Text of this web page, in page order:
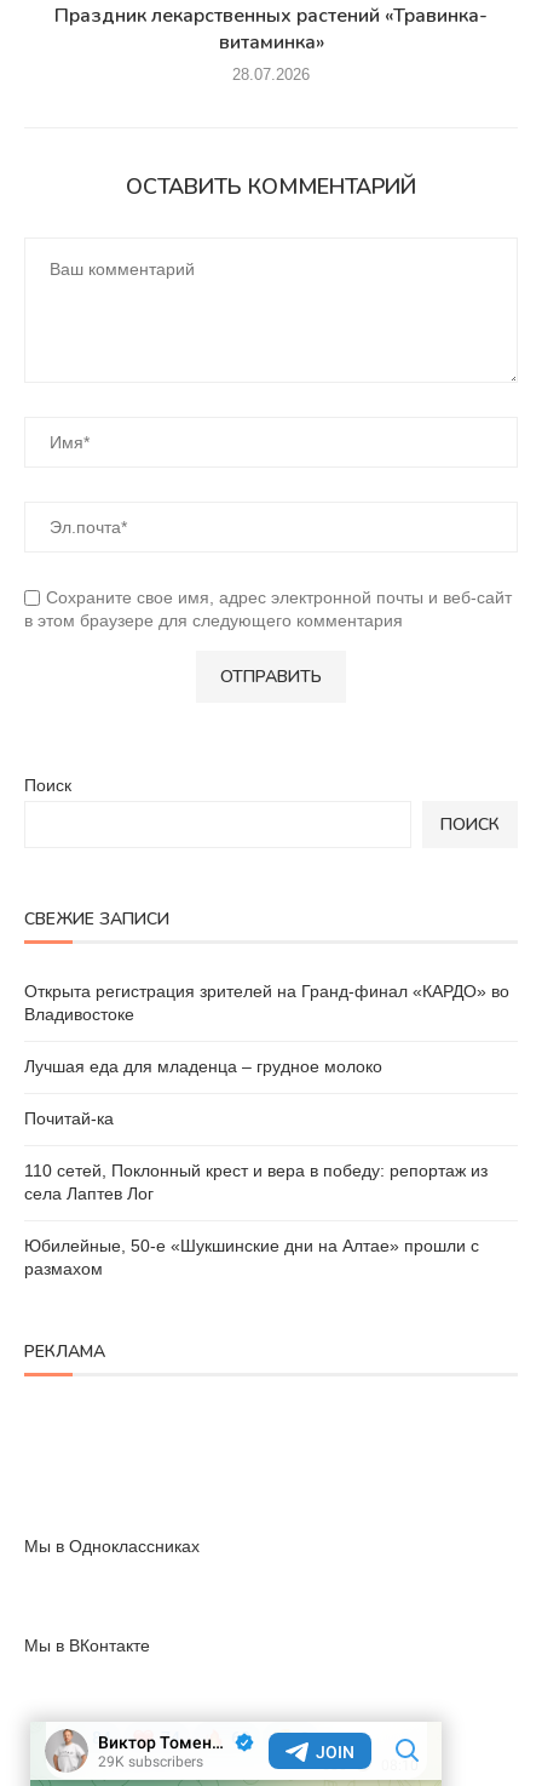
Праздник лекарственных растений «Травинка-
витаминка»
28.07.2026
ОСТАВИТЬ КОММЕНТАРИЙ
Сохраните свое имя, адрес электронной почты и веб-сайт
в этом браузере для следующего комментария
Поиск
ПОИСК
СВЕЖИЕ ЗАПИСИ
Открыта регистрация зрителей на Гранд-финал «КАРДО» во
Владивостоке
Лучшая еда для младенца – грудное молоко
Почитай-ка
110 сетей, Поклонный крест и вера в победу: репортаж из
села Лаптев Лог
Юбилейные, 50-е «Шукшинские дни на Алтае» прошли с
размахом
РЕКЛАМА
Мы в Одноклассниках
Мы в ВКонтакте